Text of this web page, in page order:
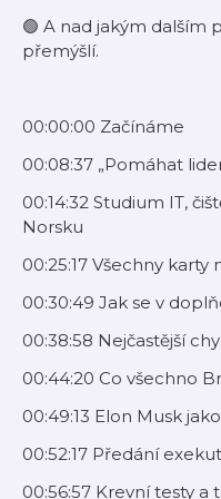
🟢 A nad jakým dalším
přemýšlí.
00:00:00 Začínáme
00:08:37 „Pomáhat
00:14:32 Studium IT,
Norsku
00:25:17 Všechny karty
00:30:49 Jak se v
00:38:58 Nejčastější
00:44:20 Co všechno
00:49:13 Elon Musk
00:52:17 Předání
00:56:57 Krevní testy a